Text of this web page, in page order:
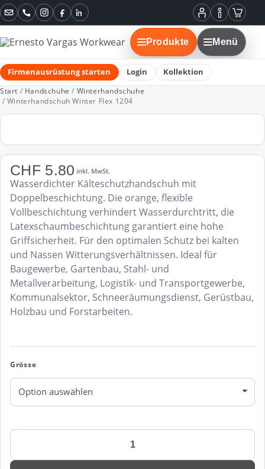
Mein
Konto
Informationen
Instagram
FacebookLinkedIn
Produkte Menü
Firmenausrüstung starten Login Kollektion
Start / Handschuhe / Winterhandschuhe
/ Winterhandschuh Winter Flex 1204
CHF5.80 inkl. MwSt.
Wasserdichter Kälteschutzhandschuh mit
Doppelbeschichtung. Die orange, flexible
Vollbeschichtung verhindert Wasserdurchtritt, die
Latexschaumbeschichtung garantiert eine hohe
Griffsicherheit. Für den optimalen Schutz bei kalten
und Nassen Witterungsverhältnissen. Ideal für
Baugewerbe, Gartenbau, Stahl- und
Metallverarbeitung, Logistik- und Transportgewerbe,
Kommunalsektor, Schneeräumungsdienst, Gerüstbau,
Holzbau und Forstarbeiten.
Grösse
Winterhandschuh
Flex